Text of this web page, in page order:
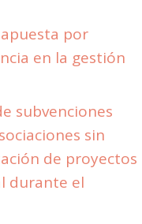
por
en la gestión
subvenciones
sin
de proyectos
durante el